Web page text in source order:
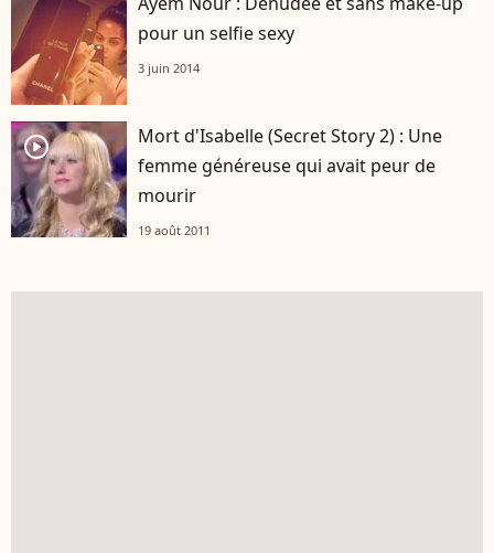
pour un selfie sexy
3 juin 2014
player2
Mort d'Isabelle (Secret Story 2) : Une
femme généreuse qui avait peur de
mourir
19 août 2011